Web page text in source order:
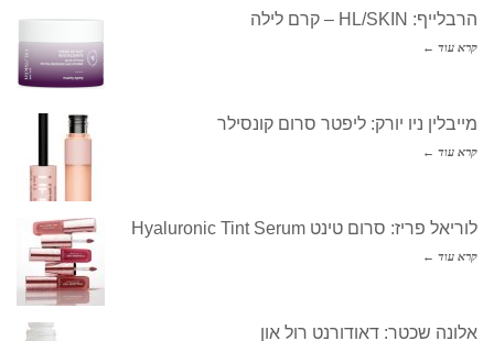
הרבלייף: HL/SKIN – קרם לילה
קרא עוד ←
מייבלין ניו יורק: ליפטר סרום קונסילר
קרא עוד ←
לוריאל פריז: סרום טינט Hyaluronic Tint Serum
קרא עוד ←
אלונה שכטר: דאודורנט רול און